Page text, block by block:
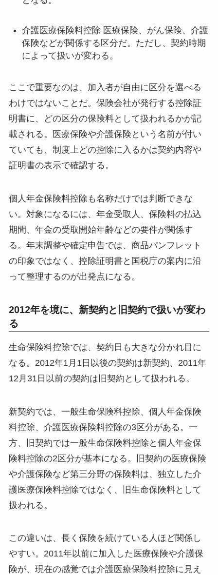
介護医療保険料控除 医療保険、がん保険、介護
保険などが関係する区分だ。ただし、契約時期
によって扱いが変わる。
ここで重要なのは、加入者が自由に区分を選べる
わけではないことだ。保険会社が発行する控除証
明書に、どの区分の保険料として扱われるかが記
載される。医療保険や介護保険という名前が付い
ていても、制度上どの控除に入るかは契約内容や
証明書の表示で確認する。
個人年金保険料控除も名称だけでは判断できな
い。対象になるには、年金受取人、保険料の払込
期間、年金の受取開始年齢などの要件が関係す
る。年末調整や確定申告では、商品パンフレット
の印象ではなく、控除証明書と国税庁の案内に沿
って整理するのが出発点になる。
2012年を境に、新契約と旧契約で扱いが変わ
る
生命保険料控除では、契約日も大きな分かれ目に
なる。2012年1月1日以後の契約は新契約、2011年
12月31日以前の契約は旧契約として扱われる。
新契約では、一般生命保険料控除、個人年金保険
料控除、介護医療保険料控除の3区分がある。一
方、旧契約では一般生命保険料控除と個人年金保
険料控除の2区分が基本になる。旧契約の医療保険
や介護保険など第三分野の保険料は、独立した介
護医療保険料控除ではなく、旧生命保険料として
扱われる。
この違いは、長く保険を続けている人ほど関係し
やすい。2011年以前に加入した医療保険や介護保
険が、現在の感覚では介護医療保険料控除に見え